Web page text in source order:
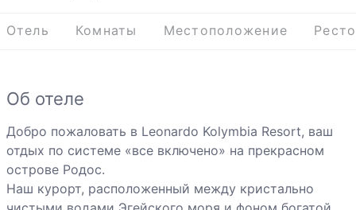
Отель Комнаты Местоположение
Об отеле
Добро пожаловать в Leonardo Kolymbia Resort, ваш
отдых по системе «все включено» на прекрасном
острове Родос.
Наш курорт, расположенный между кристально